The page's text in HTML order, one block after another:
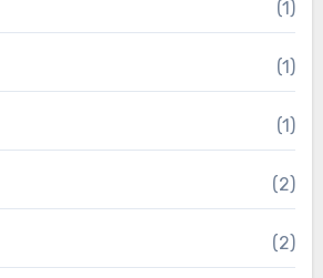
(1)
(1)
(1)
(2)
(2)